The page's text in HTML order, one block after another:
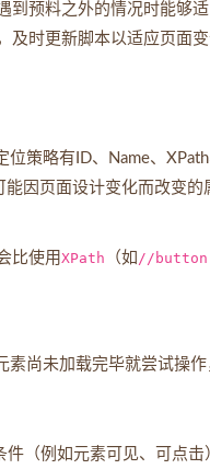
到预料之外的情况时能够适
及时更新脚本以适应页面变
策略有ID、Name、
能因页面设计变化而改变的
比使用XPath （如 //
尚未加载完毕就尝试操
件（例如元素可见、可点